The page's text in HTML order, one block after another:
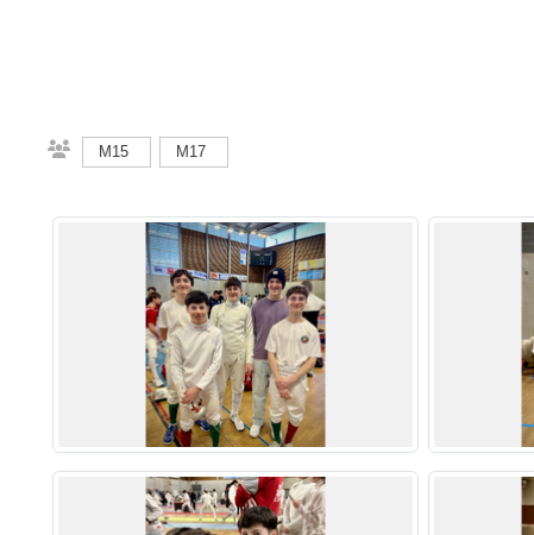
M15 M17